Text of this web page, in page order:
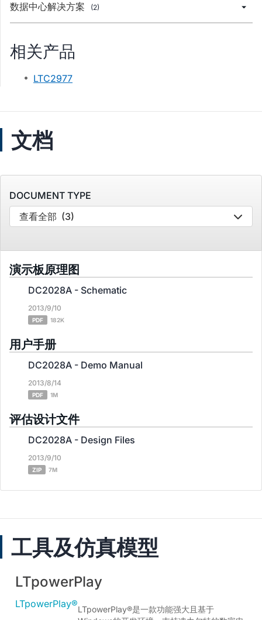
数据中心解决方案 (2)
相关产品
LTC2977
文档
DOCUMENT TYPE
查看全部 (3)
演示板原理图
DC2028A - Schematic
2013/9/10
PDF 182K
用户手册
DC2028A - Demo Manual
2013/8/14
PDF 1M
评估设计文件
DC2028A - Design Files
2013/9/10
ZIP 7M
工具及仿真模型
LTpowerPlay
LTpowerPlay®LTpowerPlay®是一款功能强大且基于